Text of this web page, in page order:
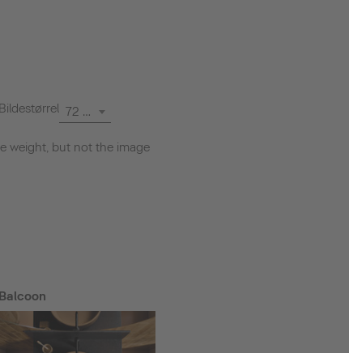
Bildestørrelse 72 dpi
weight, but not the image
Balcoon